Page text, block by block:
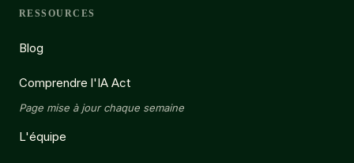
RESSOURCES
Blog
Comprendre l'IA Act
Page mise à jour chaque semaine
L'équipe